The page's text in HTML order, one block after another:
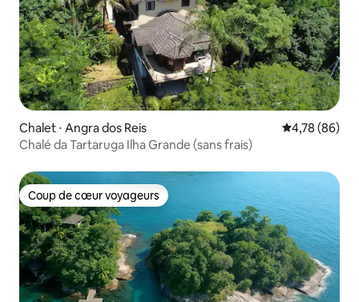
Chalet ⋅ Angra dos Reis Évaluation
4,78 (86)
Chalé da Tartaruga Ilha Grande (sans frais)
Coup de cœur voyageurs
Coup de cœur voyageurs